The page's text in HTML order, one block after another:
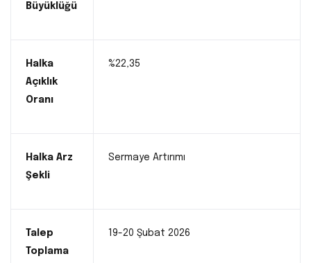
Büyüklüğü
Halka
Açıklık
Oranı
%22,35
Halka Arz
Şekli
Sermaye Artırımı
Talep
Toplama
19-20 Şubat 2026